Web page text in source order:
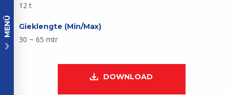
MENÜ
12 t
Gieklengte (Min/Max)
30 ~ 65 mtr
DOWNLOAD